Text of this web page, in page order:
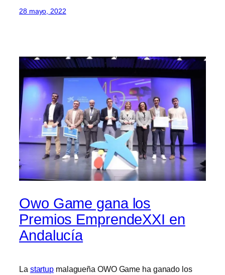
28 mayo, 2022
Owo Game gana los
Premios EmprendeXXI en
Andalucía
La startup malagueña OWO Game ha ganado los